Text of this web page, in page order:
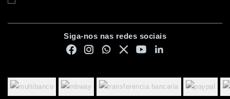
Siga-nos nas redes sociais